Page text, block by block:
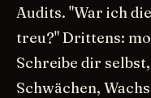
Audits. "War ich
treu?" Drittens:
Schreibe dir
Schwächen,